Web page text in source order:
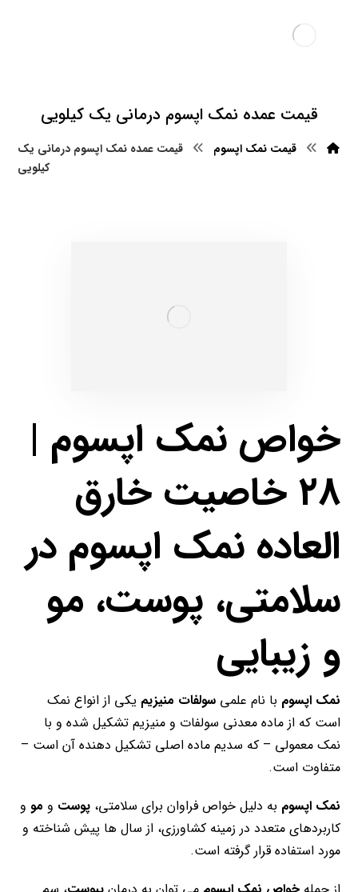
قیمت عمده نمک اپسوم درمانی یک کیلویی
قیمت نمک اپسوم
قیمت عمده نمک اپسوم درمانی یک
کیلویی
خواص نمک اپسوم |
۲۸ خاصیت خارق
العاده نمک اپسوم در
سلامتی، پوست، مو
و زیبایی
نمک اپسوم با نام علمیسولفات منیزیم یکی از انواع نمک
است که از ماده معدنی سولفات و منیزیم تشکیل شده و با
نمک معمولی – که سدیم ماده اصلی تشکیل دهنده آن است –
متفاوت است.
نمک اپسوم به دلیل خواص فراوان برای سلامتی،پوست و مو و
کاربردهای متعدد در زمینه کشاورزی، از سال ها پیش شناخته و
مورد استفاده قرار گرفته است.